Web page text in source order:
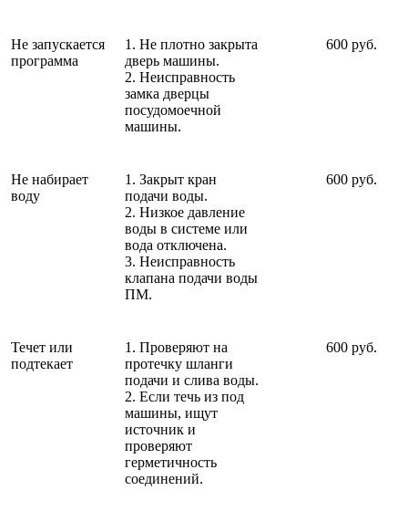
Не запускается
программа
1. Не плотно закрыта
дверь машины.
2. Неисправность
замка дверцы
посудомоечной
машины.
600 руб.
Не набирает
воду
1. Закрыт кран
подачи воды.
2. Низкое давление
воды в системе или
вода отключена.
3. Неисправность
клапана подачи воды
ПМ.
600 руб.
Течет или
подтекает
1. Проверяют на
протечку шланги
подачи и слива воды.
2. Если течь из под
машины, ищут
источник и
проверяют
герметичность
соединений.
600 руб.